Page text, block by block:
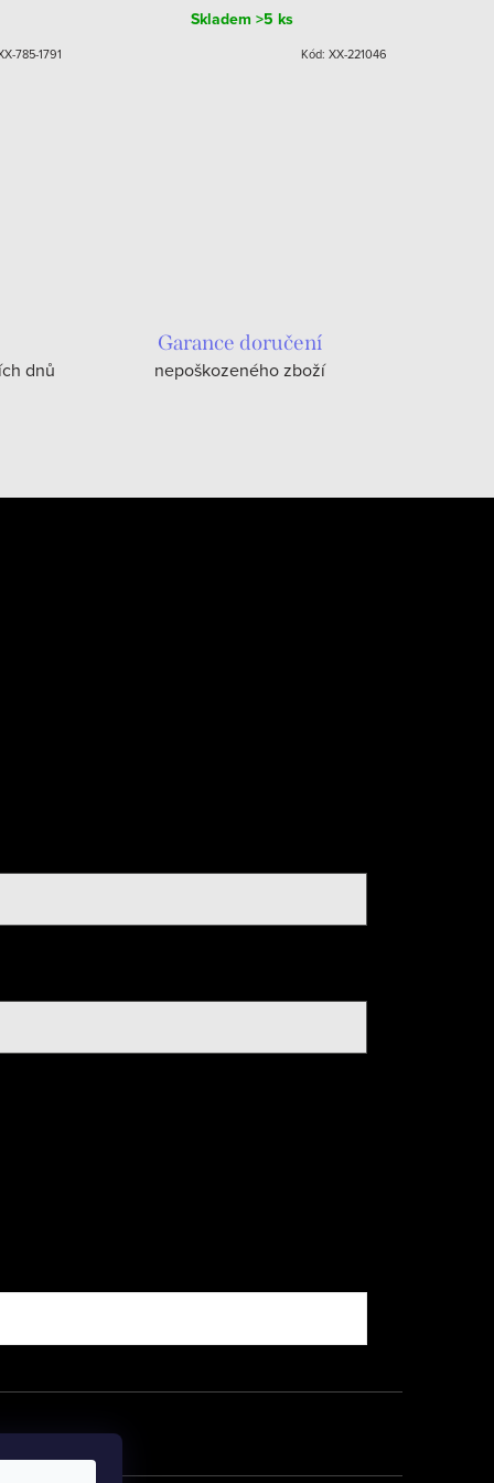
785-1791
Skladem >5 ks
Kód: XX-221046
dnů
Garance doručení
nepoškozeného zboží